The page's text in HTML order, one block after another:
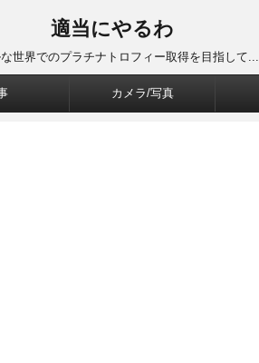
適当にやるわ
な世界でのプラチナトロフィー取得を目指して...
カメラ/写真